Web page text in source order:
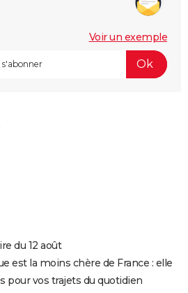
Voir un exemple
du 12 août
est la moins chère de France : elle
pour vos trajets du quotidien